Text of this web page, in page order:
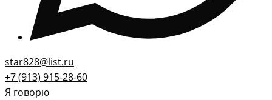
star828@list.ru
+7 (913) 915-28-60
Я говорю